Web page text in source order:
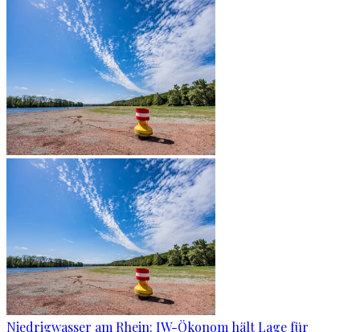
Niedrigwasser am Rhein: IW-Ökonom hält Lage für